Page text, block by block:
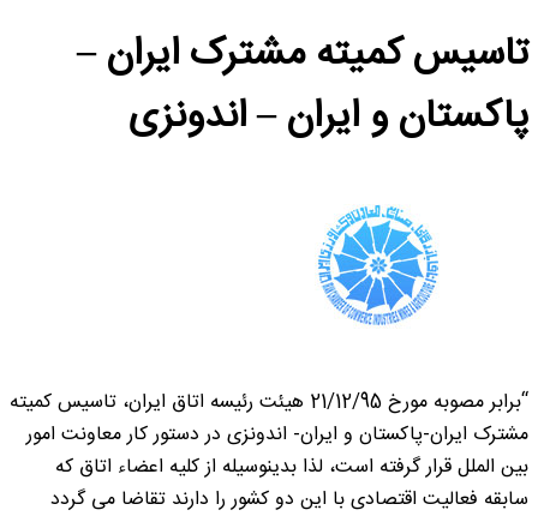
تاسیس کمیته مشترک ایران –
پاکستان و ایران – اندونزی
“برابر مصوبه مورخ 21/12/95 هیئت رئیسه اتاق ایران، تاسیس کمیته
مشترک ایران-پاکستان و ایران- اندونزی در دستور کار معاونت امور
بین الملل قرار گرفته است، لذا بدینوسیله از کلیه اعضاء اتاق که
سابقه فعالیت اقتصادی با این دو کشور را دارند تقاضا می گردد